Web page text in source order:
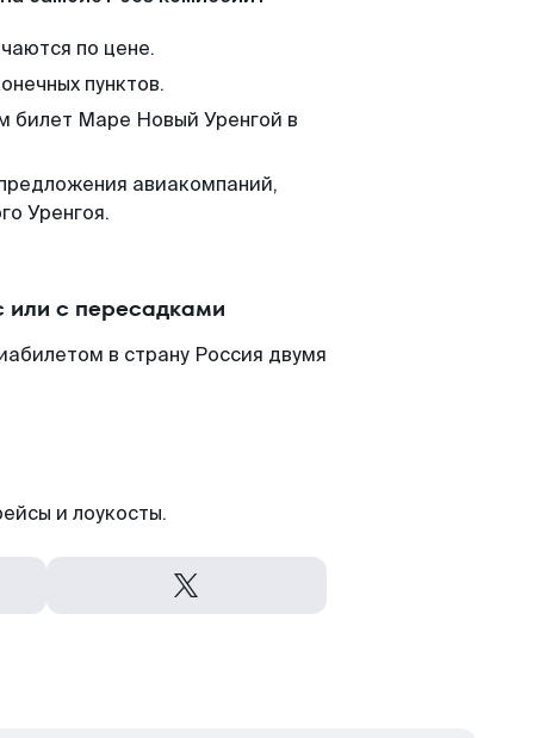
по цене.
пунктов.
билет Маре Новый Уренгой в
авиакомпаний,
Уренгоя.
с пересадками
в страну Россия двумя
и лоукосты.